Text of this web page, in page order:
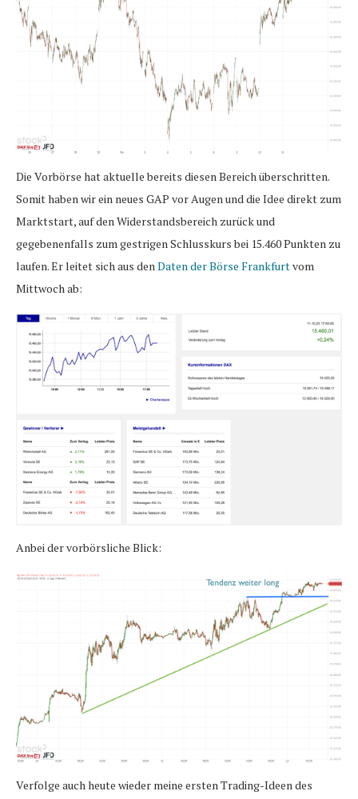
Die Vorbörse hat aktuelle bereits diesen Bereich überschritten.
Somit haben wir ein neues GAP vor Augen und die Idee direkt zum
Marktstart, auf den Widerstandsbereich zurück und
gegebenenfalls zum gestrigen Schlusskurs bei 15.460 Punkten zu
laufen. Er leitet sich aus denDaten der Börse Frankfurtvom
Mittwoch ab:
Anbei der vorbörsliche Blick:
Verfolge auch heute wieder meine ersten Trading-Ideen des